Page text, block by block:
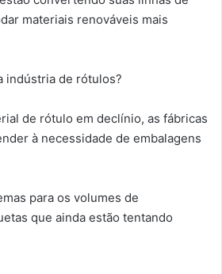
materiais renováveis ​​mais
indústria de rótulos?
de rótulo em declínio, as fábricas
à necessidade de embalagens
para os volumes de
que ainda estão tentando